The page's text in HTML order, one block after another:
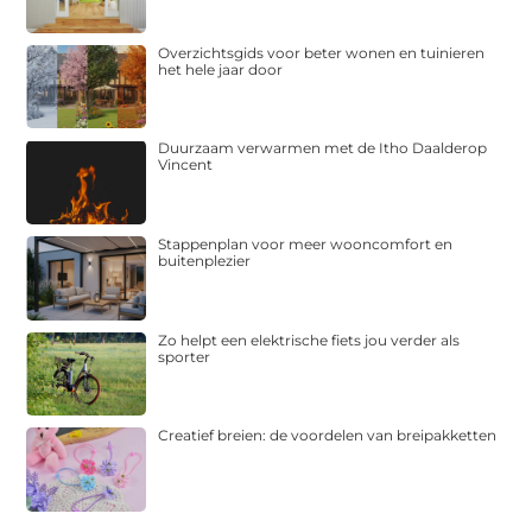
Overzichtsgids voor beter wonen en tuinieren
het hele jaar door
Duurzaam verwarmen met de Itho Daalderop
Vincent
Stappenplan voor meer wooncomfort en
buitenplezier
Zo helpt een elektrische fiets jou verder als
sporter
Creatief breien: de voordelen van breipakketten